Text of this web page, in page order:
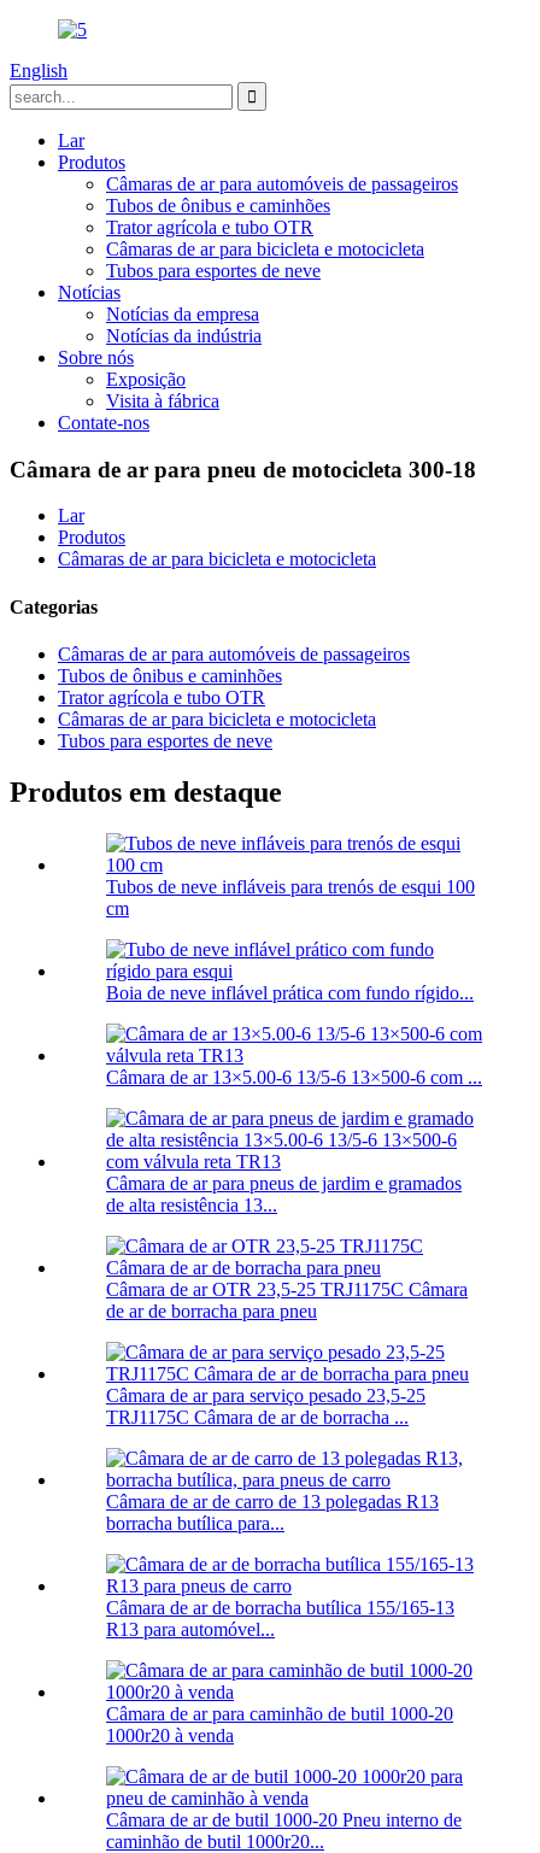
English
Lar
Produtos
Câmaras de ar para automóveis de passageiros
Tubos de ônibus e caminhões
Trator agrícola e tubo OTR
Câmaras de ar para bicicleta e motocicleta
Tubos para esportes de neve
Notícias
Notícias da empresa
Notícias da indústria
Sobre nós
Exposição
Visita à fábrica
Contate-nos
Câmara de ar para pneu de motocicleta 300-18
Lar
Produtos
Câmaras de ar para bicicleta e motocicleta
Categorias
Câmaras de ar para automóveis de passageiros
Tubos de ônibus e caminhões
Trator agrícola e tubo OTR
Câmaras de ar para bicicleta e motocicleta
Tubos para esportes de neve
Produtos em destaque
Tubos de neve infláveis para trenós de esqui 100
cm
Boia de neve inflável prática com fundo rígido...
Câmara de ar 13×5.00-6 13/5-6 13×500-6 com ...
Câmara de ar para pneus de jardim e gramados
de alta resistência 13...
Câmara de ar OTR 23,5-25 TRJ1175C Câmara
de ar de borracha para pneu
Câmara de ar para serviço pesado 23,5-25
TRJ1175C Câmara de ar de borracha ...
Câmara de ar de carro de 13 polegadas R13
borracha butílica para...
Câmara de ar de borracha butílica 155/165-13
R13 para automóvel...
Câmara de ar para caminhão de butil 1000-20
1000r20 à venda
Câmara de ar de butil 1000-20 Pneu interno de
caminhão de butil 1000r20...